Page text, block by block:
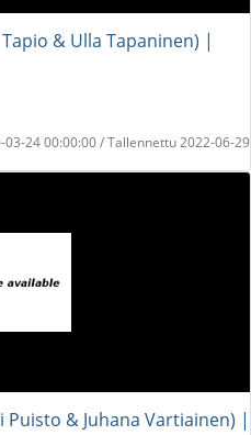
& Ulla Tapaninen) |
03-24 00:00:00 / Tallennettu 2022-06-29
& Juhana Vartiainen) |